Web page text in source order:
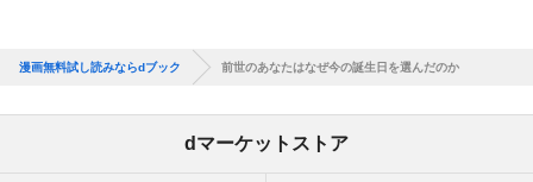
漫画無料試し読みならdブック 前世のあなたはなぜ今の誕生日を選んだのか
dマーケットストア